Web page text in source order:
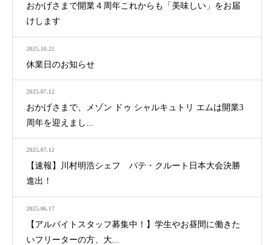
おかげさまで開業４周年これからも「美味しい」をお届
けします
2025.10.22
休業日のお知らせ
2025.07.12
おかげさまで、メゾン ドゥ シャルキュトリ エムは開業3
周年を迎えまし...
2025.07.12
【速報】川村明浩シェフ パテ・クルート日本大会決勝
進出！
2025.06.17
【アルバイトスタッフ募集中！】学生やお昼間に働きた
いフリーターの方、大...